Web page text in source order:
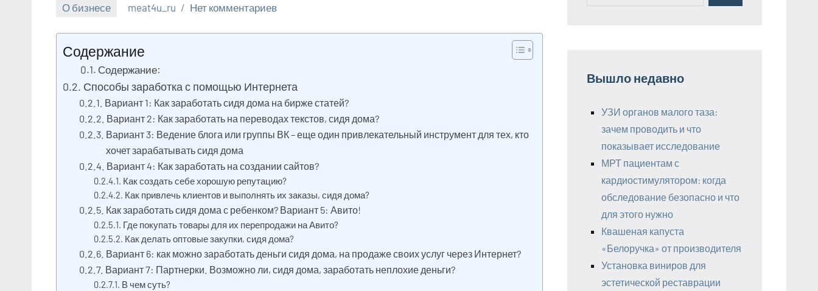
О бизнесе
июля
2023
meat4u_ru Нет комментариев
Содержание
Содержание:
Способы заработка с помощью Интернета
Вариант 1: Как заработать сидя дома на бирже статей?
Вариант 2: Как заработать на переводах текстов, сидя дома?
Вариант 3: Ведение блога или группы ВК – еще один привлекательный инструмент для тех, кто
хочет зарабатывать сидя дома
Вариант 4: Как заработать на создании сайтов?
Как создать себе хорошую репутацию?
Как привлечь клиентов и выполнять их заказы, сидя дома?
Как заработать сидя дома с ребенком? Вариант 5: Авито!
Где покупать товары для их перепродажи на Авито?
Как делать оптовые закупки, сидя дома?
Вариант 6: как можно заработать деньги сидя дома, на продаже своих услуг через Интернет?
Вариант 7: Партнерки. Возможно ли, сидя дома, заработать неплохие деньги?
В чем суть?
Вышло недавно
УЗИ органов малого таза:
зачем проводить и что
показывает исследование
МРТ пациентам с
кардиостимулятором: когда
обследование безопасно и что
для этого нужно
Квашеная капуста
«Белоручка» от производителя
Установка виниров для
эстетической реставрации